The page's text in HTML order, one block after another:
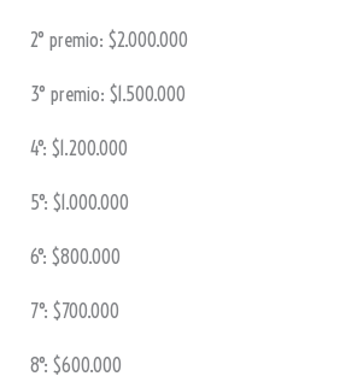
2° premio: $2.000.000
3° premio: $1.500.000
4°: $1.200.000
5°: $1.000.000
6°: $800.000
7°: $700.000
8°: $600.000